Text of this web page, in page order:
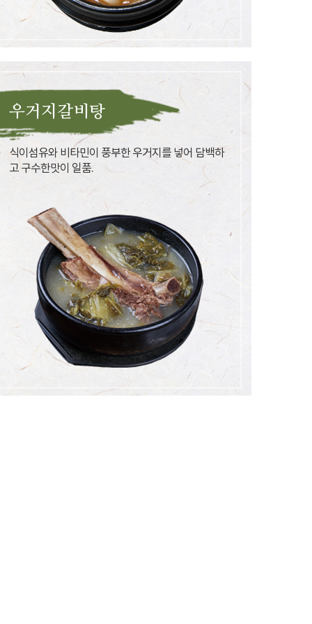
우거지갈비탕
식이섬유와 비타민이 풍부한 우거지를 넣어 담백하
고 구수한맛이 일품.